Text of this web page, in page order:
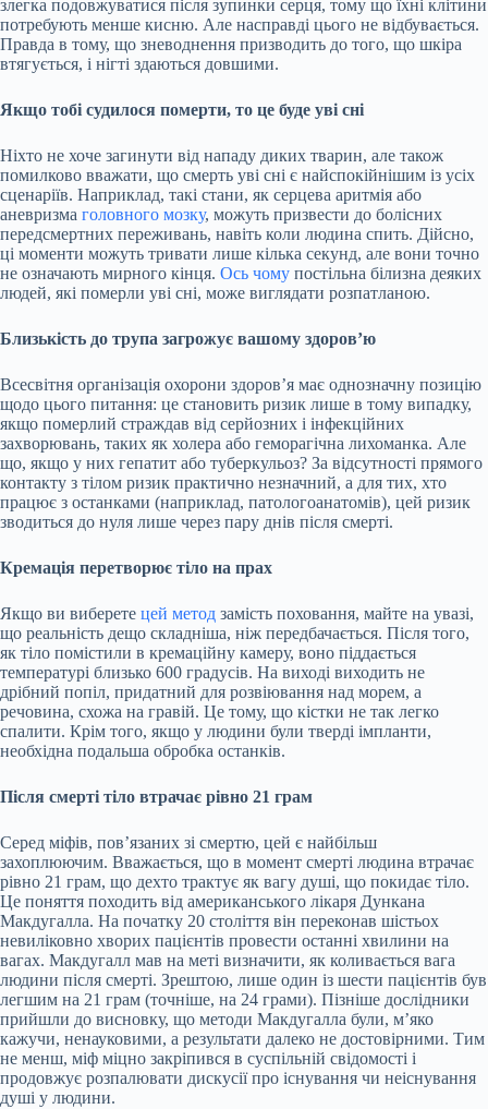
злегка подовжуватися після зупинки серця, тому що їхні клітини
потребують менше кисню. Але насправді цього не відбувається.
Правда в тому, що зневоднення призводить до того, що шкіра
втягується, і нігті здаються довшими.
Якщо тобі судилося померти, то це буде уві сні
Ніхто не хоче загинути від нападу диких тварин, але також
помилково вважати, що смерть уві сні є найспокійнішим із усіх
сценаріїв. Наприклад, такі стани, як серцева аритмія або
аневризма головного мозку, можуть призвести до болісних
передсмертних переживань, навіть коли людина спить. Дійсно,
ці моменти можуть тривати лише кілька секунд, але вони точно
не означають мирного кінця. Ось чому постільна білизна деяких
людей, які померли уві сні, може виглядати розпатланою.
Близькість до трупа загрожує вашому здоров’ю
Всесвітня організація охорони здоров’я має однозначну позицію
щодо цього питання: це становить ризик лише в тому випадку,
якщо померлий страждав від серйозних і інфекційних
захворювань, таких як холера або геморагічна лихоманка. Але
що, якщо у них гепатит або туберкульоз? За відсутності прямого
контакту з тілом ризик практично незначний, а для тих, хто
працює з останками (наприклад, патологоанатомів), цей ризик
зводиться до нуля лише через пару днів після смерті.
Кремація перетворює тіло на прах
Якщо ви виберете цей метод замість поховання, майте на увазі,
що реальність дещо складніша, ніж передбачається. Після того,
як тіло помістили в кремаційну камеру, воно піддається
температурі близько 600 градусів. На виході виходить не
дрібний попіл, придатний для розвіювання над морем, а
речовина, схожа на гравій. Це тому, що кістки не так легко
спалити. Крім того, якщо у людини були тверді імпланти,
необхідна подальша обробка останків.
Після смерті тіло втрачає рівно 21 грам
Серед міфів, пов’язаних зі смертю, цей є найбільш
захоплюючим. Вважається, що в момент смерті людина втрачає
рівно 21 грам, що дехто трактує як вагу душі, що покидає тіло.
Це поняття походить від американського лікаря Дункана
Макдугалла. На початку 20 століття він переконав шістьох
невиліковно хворих пацієнтів провести останні хвилини на
вагах. Макдугалл мав на меті визначити, як коливається вага
людини після смерті. Зрештою, лише один із шести пацієнтів був
легшим на 21 грам (точніше, на 24 грами). Пізніше дослідники
прийшли до висновку, що методи Макдугалла були, м’яко
кажучи, ненауковими, а результати далеко не достовірними. Тим
не менш, міф міцно закріпився в суспільній свідомості і
продовжує розпалювати дискусії про існування чи неіснування
душі у людини.